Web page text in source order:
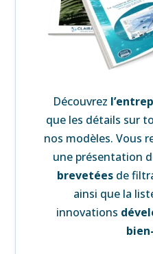
Découvrez l’
que les détails sur
nos modèles. Vous
une présentation
brevetéesde
ainsi que la
innovations